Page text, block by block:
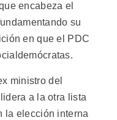
encabeza el
su
en que el PDC
ministro del
a la otra lista
la elección interna